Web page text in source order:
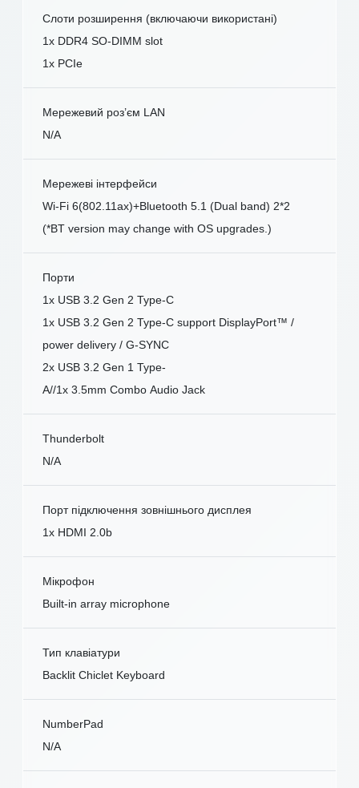
Слоти розширення (включаючи використані)
1x DDR4 SO-DIMM slot
1x PCIe
Мережевий роз’єм LAN
N/A
Мережеві інтерфейси
Wi-Fi 6(802.11ax)+Bluetooth 5.1 (Dual band) 2*2
(*BT version may change with OS upgrades.)
Порти
1x USB 3.2 Gen 2 Type-C
1x USB 3.2 Gen 2 Type-C support DisplayPort™ /
power delivery / G-SYNC
2x USB 3.2 Gen 1 Type-
A//1x 3.5mm Combo Audio Jack
Thunderbolt
N/A
Порт підключення зовнішнього дисплея
1x HDMI 2.0b
Мікрофон
Built-in array microphone
Тип клавіатури
Backlit Chiclet Keyboard
NumberPad
N/A